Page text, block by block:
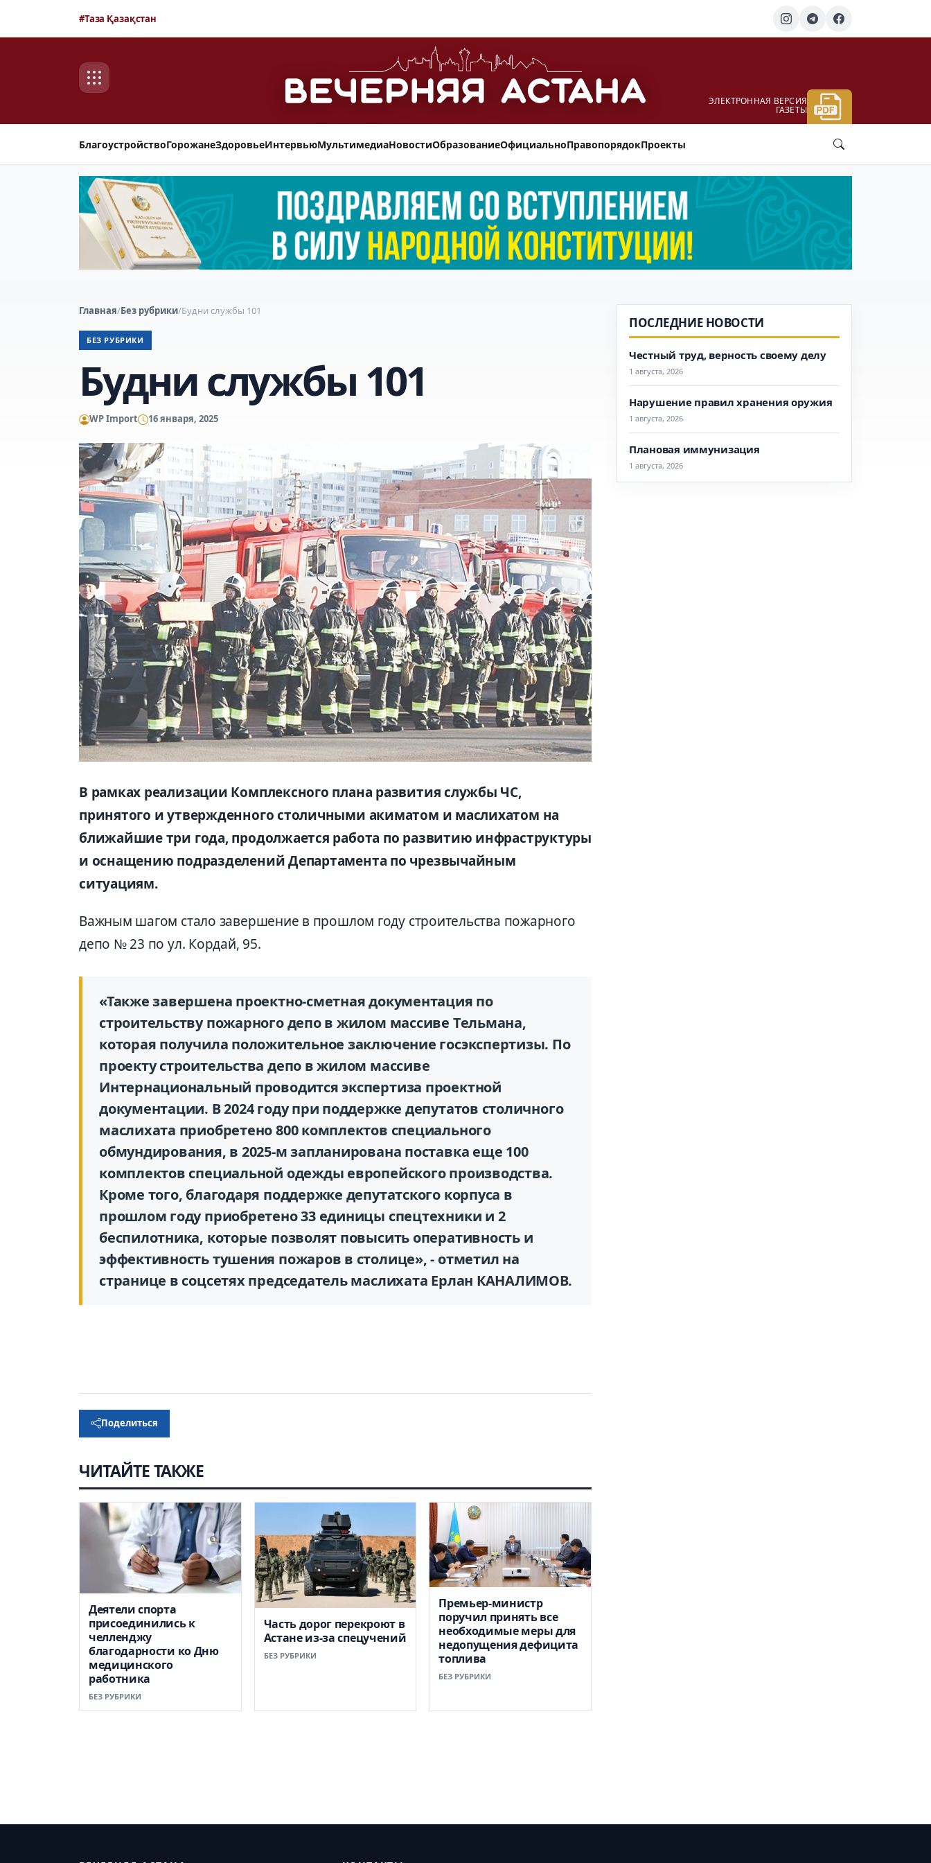
#Таза Қазақстан
ЭЛЕКТРОННАЯ ВЕРСИЯ
ГАЗЕТЫ
БлагоустройствоГорожанеЗдоровьеИнтервьюМультимедиаНовостиОбразованиеОфициальноПравопорядокПроекты
Главная/Без рубрики/Будни службы 101
БЕЗ РУБРИКИ
Будни службы 101
WP Import 16 января, 2025
В рамках реализации Комплексного плана развития службы ЧС,
принятого и утвержденного столичными акиматом и маслихатом на
ближайшие три года, продолжается работа по развитию инфраструктуры
и оснащению подразделений Департамента по чрезвычайным
ситуациям.
Важным шагом стало завершение в прошлом году строительства пожарного
депо № 23 по ул. Кордай, 95.
«Также завершена проектно-сметная документация по
строительству пожарного депо в жилом массиве Тельмана,
которая получила положительное заключение госэкспертизы. По
проекту строительства депо в жилом массиве
Интернациональный проводится экспертиза проектной
документации. В 2024 году при поддержке депутатов столичного
маслихата приобретено 800 комплектов специального
обмундирования, в 2025-м запланирована поставка еще 100
комплектов специальной одежды европейского производства.
Кроме того, благодаря поддержке депутатского корпуса в
прошлом году приобретено 33 единицы спецтехники и 2
беспилотника, которые позволят повысить оперативность и
эффективность тушения пожаров в столице», - отметил на
странице в соцсетях председатель маслихата Ерлан КАНАЛИМОВ.
Поделиться
ЧИТАЙТЕ ТАКЖЕ
Деятели спорта
присоединились к
челленджу
благодарности ко Дню
медицинского
работника
БЕЗ РУБРИКИ
Часть дорог перекроют в
Астане из-за спецучений
БЕЗ РУБРИКИ
Премьер-министр
поручил принять все
необходимые меры для
недопущения дефицита
топлива
БЕЗ РУБРИКИ
ПОСЛЕДНИЕ НОВОСТИ
Честный труд, верность своему делу
1 августа, 2026
Нарушение правил хранения оружия
1 августа, 2026
Плановая иммунизация
1 августа, 2026